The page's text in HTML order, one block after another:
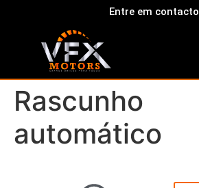
Entre em contacto
Rascunho
automático